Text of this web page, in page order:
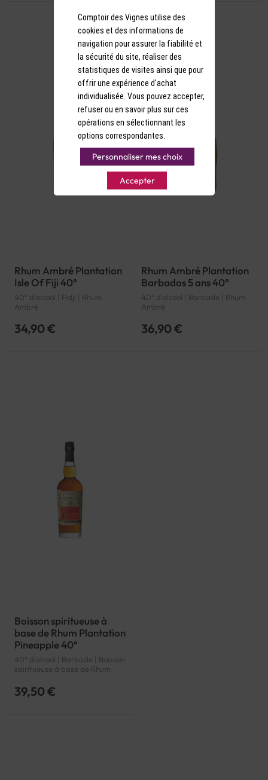
Rhum Ambré Plantation
Isle Of Fiji 40°
40° d'alcool | Fidji | Rhum
Ambré
34,90 €
Rhum Ambré Plantation
Barbados 5 ans 40°
40° d'alcool | Barbade | Rhum
Ambré
36,90 €
Boisson spiritueuse à
base de Rhum Plantation
Pineapple 40°
40° d'alcool | Barbade | Boisson
spiritueuse à base de Rhum
39,50 €
Comptoir des Vignes utilise des
cookies et des informations de
navigation pour assurer la fiabilité et
la sécurité du site, réaliser des
statistiques de visites ainsi que pour
offrir une expérience d'achat
individualisée. Vous pouvez accepter,
refuser ou en savoir plus sur ces
opérations en sélectionnant les
options correspondantes.
Personnaliser mes choix
Accepter